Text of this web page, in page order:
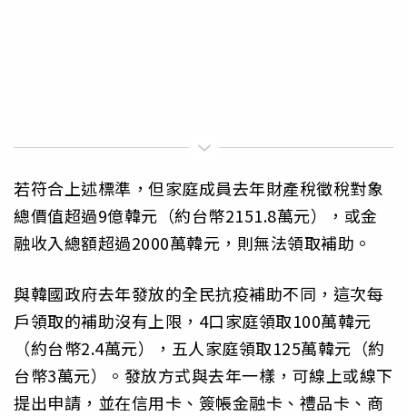
若符合上述標準，但家庭成員去年財產稅徵稅對象
總價值超過9億韓元（約台幣2151.8萬元），或金
融收入總額超過2000萬韓元，則無法領取補助。
與韓國政府去年發放的全民抗疫補助不同，這次每
戶領取的補助沒有上限，4口家庭領取100萬韓元
（約台幣2.4萬元），五人家庭領取125萬韓元（約
台幣3萬元）。發放方式與去年一樣，可線上或線下
提出申請，並在信用卡、簽帳金融卡、禮品卡、商